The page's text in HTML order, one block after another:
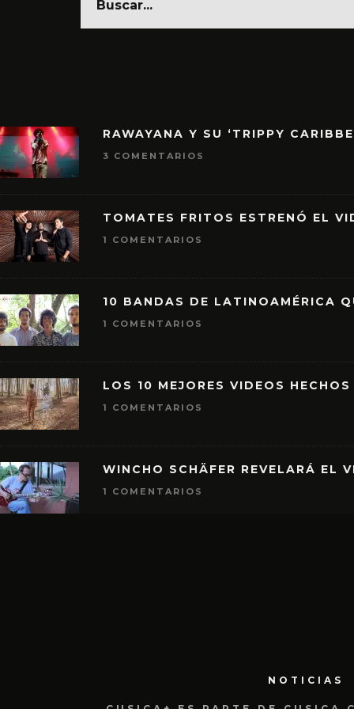
RAWAYANA Y SU ‘TRIPPY
3 COMENTARIOS
TOMATES FRITOS ESTRENÓ EL
1 COMENTARIOS
10 BANDAS DE LATINOAMÉRICA
1 COMENTARIOS
LOS 10 MEJORES VIDEOS
1 COMENTARIOS
WINCHO SCHÄFER REVELARÁ EL
1 COMENTARIOS
NOTICIAS